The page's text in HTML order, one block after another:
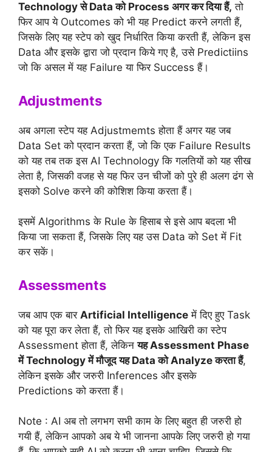
Technology से Data को Process अगर कर दिया हैं, तो
फिर आप ये Outcomes को भी यह Predict करने लगती हैं,
जिसके लिए यह स्टेप को खुद निर्धारित किया करती हैं, लेकिन इस
Data और इसके द्वारा जो प्रदान किये गए है, उसे Predictiins
जो कि असल में यह Failure या फिर Success हैं।
Adjustments
अब अगला स्टेप यह Adjustmemts होता हैं अगर यह जब
Data Set को प्रदान करता हैं, जो कि एक Failure Results
को यह तब तक इस AI Technology कि गलतियों को यह सीख
लेता है, जिसकी वजह से यह फिर उन चीजों को पुरे ही अलग ढंग से
इसको Solve करने की कोशिश किया करता हैं।
इसमें Algorithms के Rule के हिसाब से इसे आप बदला भी
किया जा सकता हैं, जिसके लिए यह उस Data को Set में Fit
कर सकें।
Assessments
जब आप एक बार Artificial Intelligence में दिए हुए Task
को यह पूरा कर लेता हैं, तो फिर यह इसके आखिरी का स्टेप
Assessment होता हैं, लेकिनयह Assessment Phase
में Technology में मौजूद यह Data को Analyze करता हैं,
लेकिन इसके और जरुरी Inferences और इसके
Predictions को करता हैं।
Note : AI अब तो लगभग सभी काम के लिए बहुत ही जरुरी हो
गयी हैं, लेकिन आपको अब ये भी जानना आपके लिए जरुरी हो गया